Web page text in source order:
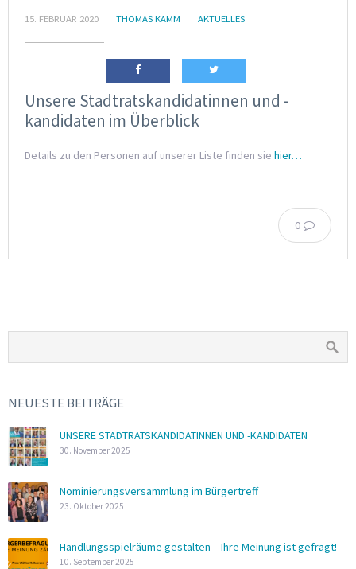
15. FEBRUAR 2020 THOMAS KAMM AKTUELLES
Unsere Stadtratskandidatinnen und -
kandidaten im Überblick
Details zu den Personen auf unserer Liste finden sie hier…
0
NEUESTE BEITRÄGE
UNSERE STADTRATSKANDIDATINNEN UND -KANDIDATEN
30. November 2025
Nominierungsversammlung im Bürgertreff
23. Oktober 2025
Handlungsspielräume gestalten – Ihre Meinung ist gefragt!
10. September 2025